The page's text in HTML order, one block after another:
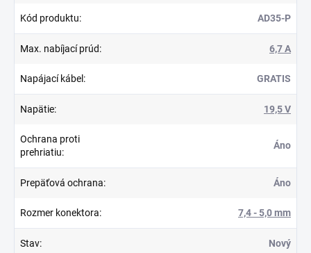
Kód produktu: AD35-P
Max. nabíjací prúd: 6,7 A
Napájací kábel : GRATIS
Napätie: 19,5 V
Ochrana proti
prehriatiu:
Áno
Prepäťová ochrana: Áno
Rozmer konektora: 7,4 - 5,0 mm
Stav: Nový